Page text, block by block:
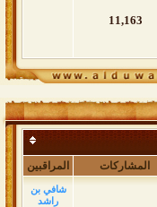
11,163
المشاركات المراقبين
شافي بن
راشد